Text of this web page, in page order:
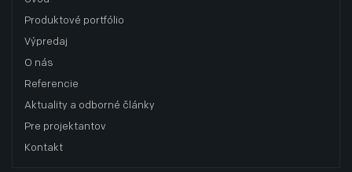
Produktové portfólio
Výpredaj
O nás
Referencie
Aktuality a odborné články
Pre projektantov
Kontakt